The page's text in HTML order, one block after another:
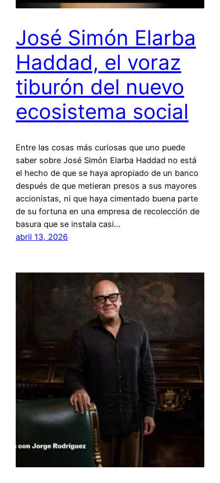
José Simón Elarba
Haddad, el voraz
tiburón del nuevo
ecosistema social
Entre las cosas más curiosas que uno puede
saber sobre José Simón Elarba Haddad no está
el hecho de que se haya apropiado de un banco
después de que metieran presos a sus mayores
accionistas, ni que haya cimentado buena parte
de su fortuna en una empresa de recolección de
basura que se instala casi…
abril 13, 2026